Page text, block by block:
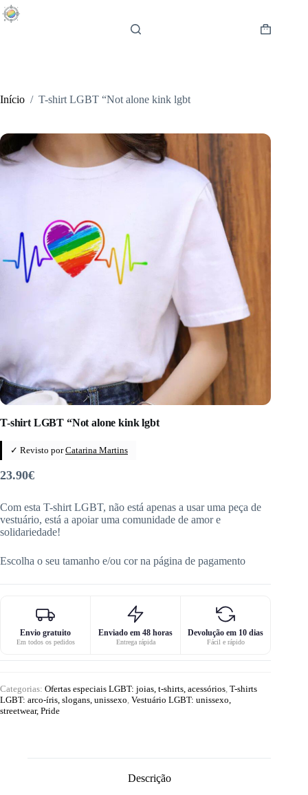
Pular
para
Carrinho
Início / T-shirt LGBT “Not alone kink lgbt
T-shirt LGBT “Not alone kink lgbt
✓ Revisto porCatarina Martins
23.90€
Com esta T-shirt LGBT, não está apenas a usar uma peça de
vestuário, está a apoiar uma comunidade de amor e
solidariedade!
Escolha o seu tamanho e/ou cor na página de pagamento
Envio gratuito
Em todos os pedidos
Enviado em 48 horas
Entrega rápida
Devolução em 10 dias
Fácil e rápido
Categorias: Ofertas especiais LGBT: joias, t-shirts, acessórios T-shirts
LGBT: arco-íris, slogans, unissexo Vestuário LGBT: unissexo,
streetwear, Pride
Descrição